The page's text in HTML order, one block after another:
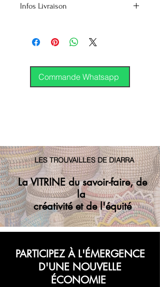
Infos Livraison
Envoi groupé (Montréal)
Envoi GP régulier
Covoyagement
DHL
GPCommande Whatsapp
LES TROUVAILLES DE DIARRA
La VITRINE du savoir-faire, de
la
créativité et de l'équité
PARTICIPEZ À L'ÉMERGENCE
D'UNE NOUVELLE
ÉCONOMIE